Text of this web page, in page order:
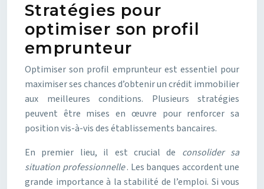
Stratégies pour
optimiser son profil
emprunteur
Optimiser son profil emprunteur est essentiel pour
maximiser ses chances d’obtenir un crédit immobilier
aux meilleures conditions. Plusieurs stratégies
peuvent être mises en œuvre pour renforcer sa
position vis-à-vis des établissements bancaires.
En premier lieu, il est crucial de consolider sa
situation professionnelle. Les banques accordent une
grande importance à la stabilité de l’emploi. Si vous